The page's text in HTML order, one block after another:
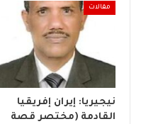
مقالات
نيجيريا: إيران إفريقيا
القادمة (مختصر قصة